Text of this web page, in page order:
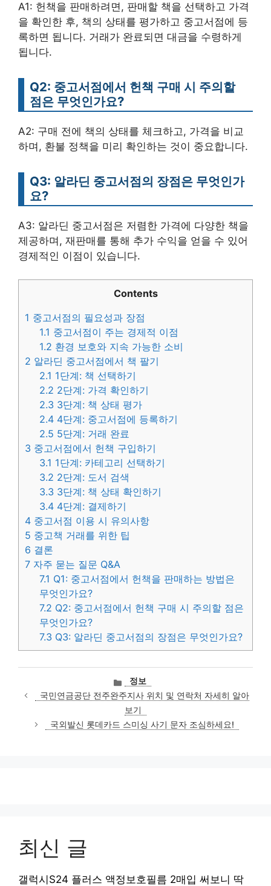
A1: 헌책을 판매하려면, 판매할 책을 선택하고 가격
을 확인한 후, 책의 상태를 평가하고 중고서점에 등
록하면 됩니다. 거래가 완료되면 대금을 수령하게
됩니다.
Q2: 중고서점에서 헌책 구매 시 주의할
점은 무엇인가요?
A2: 구매 전에 책의 상태를 체크하고, 가격을 비교
하며, 환불 정책을 미리 확인하는 것이 중요합니다.
Q3: 알라딘 중고서점의 장점은 무엇인가
요?
A3: 알라딘 중고서점은 저렴한 가격에 다양한 책을
제공하며, 재판매를 통해 추가 수익을 얻을 수 있어
경제적인 이점이 있습니다.
Contents
1 중고서점의 필요성과 장점
1.1 중고서점이 주는 경제적 이점
1.2 환경 보호와 지속 가능한 소비
2 알라딘 중고서점에서 책 팔기
2.1 1단계: 책 선택하기
2.2 2단계: 가격 확인하기
2.3 3단계: 책 상태 평가
2.4 4단계: 중고서점에 등록하기
2.5 5단계: 거래 완료
3 중고서점에서 헌책 구입하기
3.1 1단계: 카테고리 선택하기
3.2 2단계: 도서 검색
3.3 3단계: 책 상태 확인하기
3.4 4단계: 결제하기
4 중고서점 이용 시 유의사항
5 중고책 거래를 위한 팁
6 결론
7 자주 묻는 질문 Q&A
7.1 Q1: 중고서점에서 헌책을 판매하는 방법은
무엇인가요?
7.2 Q2: 중고서점에서 헌책 구매 시 주의할 점은
무엇인가요?
7.3 Q3: 알라딘 중고서점의 장점은 무엇인가요?
카
테
고
리
정보
국민연금공단 전주완주지사 위치 및 연락처 자세히 알아
보기
국외발신 롯데카드 스미싱 사기 문자 조심하세요!
최신 글
갤럭시S24 플러스 액정보호필름 2매입 써보니 딱